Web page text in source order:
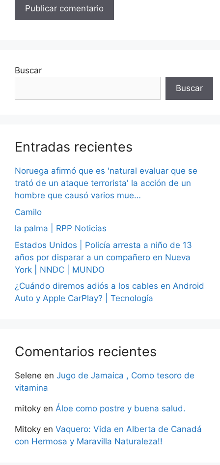
Buscar
Buscar
Entradas recientes
Noruega afirmó que es 'natural evaluar que se
trató de un ataque terrorista' la acción de un
hombre que causó varios mue…
Camilo
la palma | RPP Noticias
Estados Unidos | Policía arresta a niño de 13
años por disparar a un compañero en Nueva
York | NNDC | MUNDO
¿Cuándo diremos adiós a los cables en Android
Auto y Apple CarPlay? | Tecnología
Comentarios recientes
Selene en Jugo de Jamaica , Como tesoro de
vitamina
mitoky en Áloe como postre y buena salud.
Mitoky en Vaquero: Vida en Alberta de Canadá
con Hermosa y Maravilla Naturaleza!!